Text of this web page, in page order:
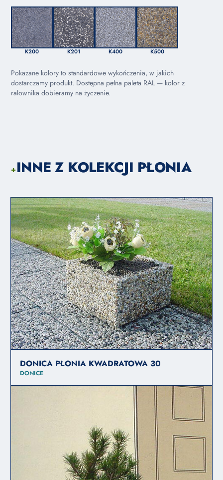
K200 K201 K400 K500
Pokazane kolory to standardowe wykończenia, w jakich
dostarczamy produkt. Dostępna pełna paleta RAL — kolor z
ralownika dobieramy na życzenie.
+INNE Z KOLEKCJI PŁONIA
DONICA PŁONIA KWADRATOWA 30
DONICE